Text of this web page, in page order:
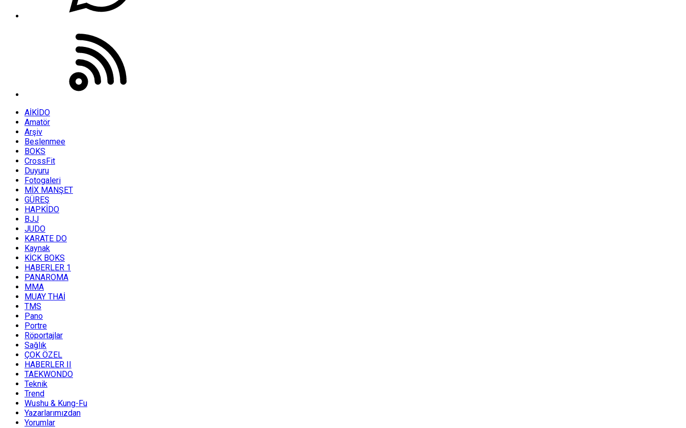
AİKİDO
Amatör
Arşiv
Beslenmee
BOKS
CrossFit
Duyuru
Fotogaleri
MİX MANŞET
GÜREŞ
HAPKİDO
BJJ
JUDO
KARATE DO
Kaynak
KİCK BOKS
HABERLER 1
PANAROMA
MMA
MUAY THAİ
TMS
Pano
Portre
Röportajlar
Sağlık
ÇOK ÖZEL
HABERLER II
TAEKWONDO
Teknik
Trend
Wushu & Kung-Fu
Yazarlarımızdan
Yorumlar